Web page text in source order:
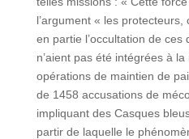
l’argument « les
en partie l’occultation de ces
n’aient pas été intégrées à
opérations de maintien de
de 1458 accusations de
impliquant des Casques
partir de laquelle le